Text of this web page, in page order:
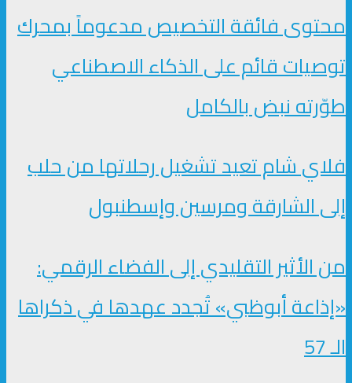
محتوى فائقة التخصيص مدعوماً بمحرك
توصيات قائم على الذكاء الاصطناعي
طوّرته نبض بالكامل
فلاي شام تعيد تشغيل رحلاتها من حلب
إلى الشارقة ومرسين وإسطنبول
من الأثير التقليدي إلى الفضاء الرقمي:
«إذاعة أبوظبي» تُجدد عهدها في ذكراها
الـ 57